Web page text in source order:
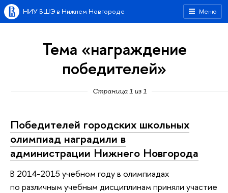
Меню
НИУ ВШЭ в Нижнем Новгороде
Тема «награждение
победителей»
Страница 1 из 1
Победителей городских школьных
олимпиад наградили в
администрации Нижнего Новгорода
В 2014-2015 учебном году в олимпиадах
по различным учебным дисциплинам приняли участие